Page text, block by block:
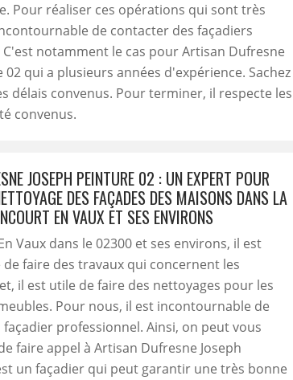
Pour réaliser ces opérations qui sont très
de contacter des façadiers
notamment le cas pour Artisan Dufresne
02 qui a plusieurs années d'expérience. Sachez
délais convenus. Pour terminer, il respecte les
convenus.
JOSEPH PEINTURE 02 : UN EXPERT POUR
DES FAÇADES DES MAISONS DANS LA
EN VAUX ET SES ENVIRONS
Vaux dans le 02300 et ses environs, il est
faire des travaux qui concernent les
il est utile de faire des nettoyages pour les
Pour nous, il est incontournable de
professionnel. Ainsi, on peut vous
faire appel à Artisan Dufresne Joseph
un façadier qui peut garantir une très bonne